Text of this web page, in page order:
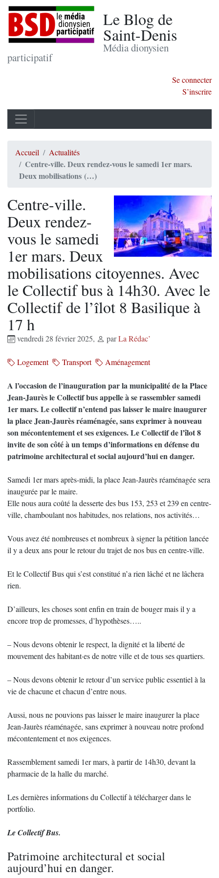
Le Blog de
Saint-Denis
Média dionysien
participatif
Se connecter
S’inscrire
Accueil Actualités
Centre-ville. Deux rendez-vous le samedi 1er mars.
Deux mobilisations (…)
Centre-ville.
Deux rendez-
vous le samedi
1er mars. Deux
mobilisations citoyennes. Avec
le Collectif bus à 14h30. Avec le
Collectif de l’îlot 8 Basilique à
17 h
vendredi 28 février 2025, parLa Rédac’
Logement Transport Aménagement
A l’occasion de l’inauguration par la municipalité de la Place
Jean-Jaurès le Collectif bus appelle à se rassembler samedi
1er mars. Le collectif n’entend pas laisser le maire inaugurer
la place Jean-Jaurès réaménagée, sans exprimer à nouveau
son mécontentement et ses exigences. Le Collectif de l’îlot 8
invite de son côté à un temps d’informations en défense du
patrimoine architectural et social aujourd’hui en danger.
Samedi 1er mars après-midi, la place Jean-Jaurès réaménagée sera
inaugurée par le maire.
Elle nous aura coûté la desserte des bus 153, 253 et 239 en centre-
ville, chamboulant nos habitudes, nos relations, nos activités…
Vous avez été nombreuses et nombreux à signer la pétition lancée
il y a deux ans pour le retour du trajet de nos bus en centre-ville.
Et le Collectif Bus qui s’est constitué n’a rien lâché et ne lâchera
rien.
D’ailleurs, les choses sont enfin en train de bouger mais il y a
encore trop de promesses, d’hypothèses…..
– Nous devons obtenir le respect, la dignité et la liberté de
mouvement des habitant·es de notre ville et de tous ses quartiers.
– Nous devons obtenir le retour d’un service public essentiel à la
vie de chacune et chacun d’entre nous.
Aussi, nous ne pouvions pas laisser le maire inaugurer la place
Jean-Jaurès réaménagée, sans exprimer à nouveau notre profond
mécontentement et nos exigences.
Rassemblement samedi 1er mars, à partir de 14h30, devant la
pharmacie de la halle du marché.
Les dernières informations du Collectif à télécharger dans le
portfolio.
Le Collectif Bus.
Patrimoine architectural et social
aujourd’hui en danger.